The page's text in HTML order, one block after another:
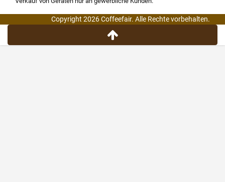
Copyright 2026 Coffeefair. Alle Rechte vorbehalten.